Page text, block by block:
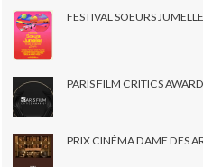
FESTIVAL SOEURS
PARIS FILM CRITICS
PRIX CINÉMA DAME DES